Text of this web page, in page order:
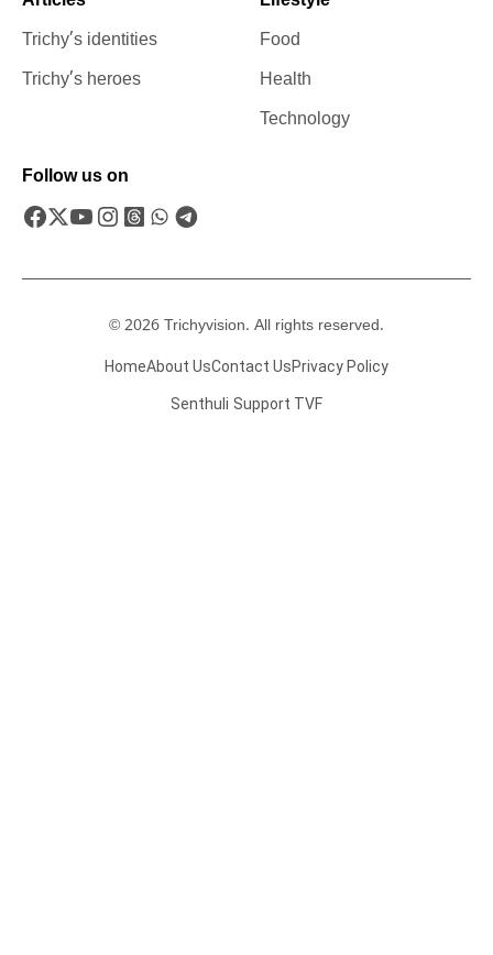
Trichy’s identities
Trichy’s heroes
Food
Health
Technology
Follow us on
© 2026 Trichyvision. All rights reserved.
HomeAbout UsContact UsPrivacy Policy
Senthuli Support TVF